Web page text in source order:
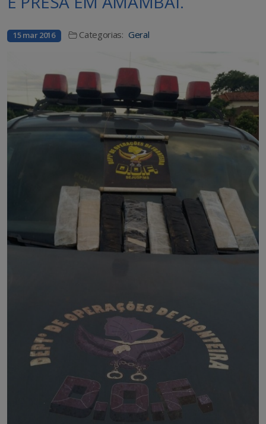
15 mar 2016 Categorias: Geral